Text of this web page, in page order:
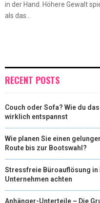
in der Hand. Höhere Gewalt
als das...
RECENT POSTS
Couch oder Sofa? Wie du
wirklich entspannst
Wie planen Sie einen
Route bis zur Bootswahl?
Stressfreie Büroauflösung in
Unternehmen achten
Anhänger-Unterteile – Die